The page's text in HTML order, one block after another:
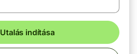
Utalás indítása